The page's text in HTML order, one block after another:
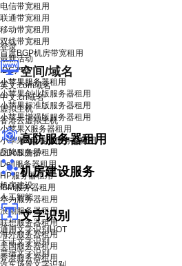
电信带宽租用
联通带宽租用
移动带宽租用
双线带宽租用
百度BGP机房带宽租用
空间/域名
英文.com域名
中文.cn域名
虚拟主机
香港云虚拟主机
高防服务器租用
DDoS 防护
机房建设服务
机房建设
人工智能
文字识别
通用文字识别 HOT
卡证文字识别
票据文字识别
登录
最新活动
IDC产品
小苹果服务器租用
小苹果创业版服务器租用
小苹果标准版服务器租用
小苹果增强版服务器租用
小苹果X服务器租用
小苹果X青春版服务器租用
品牌服务器租用
Dell服务器租用
HP服务器租用
IBM服务器租用
华为服务器租用
浪潮服务器租用
联想服务器租用
海外服务器租用
美国服务器租用
香港服务器租用